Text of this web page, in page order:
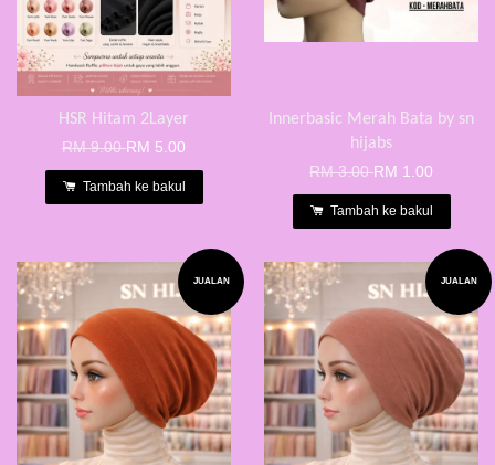
HSR Hitam 2Layer
RM 9.00RM 5.00
Tambah ke bakul
Innerbasic Merah Bata by sn
hijabs
RM 3.00RM 1.00
Tambah ke bakul
JUALAN JUALAN